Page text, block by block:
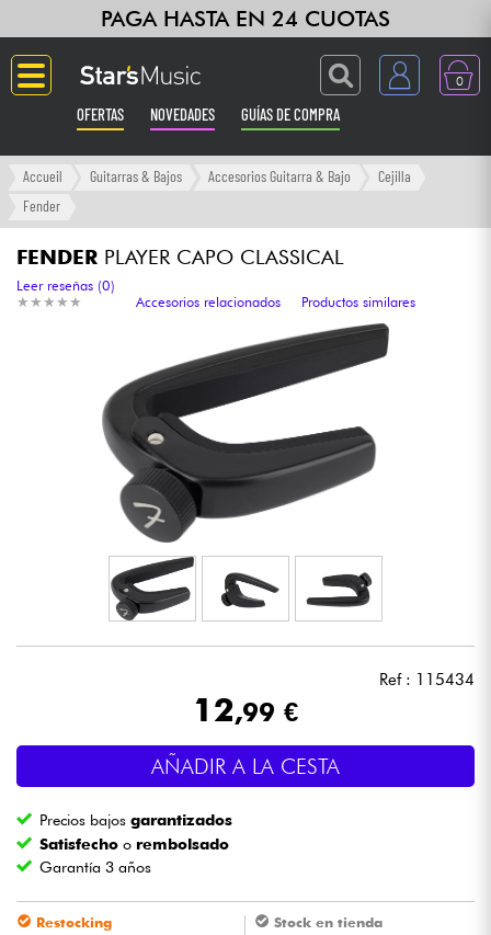
PAGA HASTA EN 24 CUOTAS
0
OFERTAS NOVEDADES GUÍAS DE COMPRA
Langue
Ampli & Efectos
Sintetizadores & samplers
Grabación
Auriculares
Micros
Luces
Vientos
Violines y cuarteto
Accueil Guitarras & Bajos Accesorios Guitarra & Bajo
Cejilla
Fender
FENDER PLAYER CAPO CLASSICAL
★ ★ ★ ★ ★
★ ★ ★ ★ ★
Leer reseñas (0)
Accesorios relacionados
Productos similares
Ref : 115434
12,99 €
AÑADIR A LA CESTA
Precios bajosgarantizados
Satisfecho o rembolsado
Garantía 3 años
Restocking
Stock en tienda